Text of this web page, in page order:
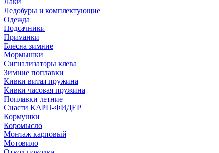
Лаки
Ледобуры и комплектующие
Одежда
Подсачники
Приманки
Блесна зимние
Мормышки
Сигнализаторы клева
Зимние поплавки
Кивки витая пружина
Кивки часовая пружина
Поплавки летние
Снасти КАРП-ФИДЕР
Кормушки
Коромысло
Монтаж карповый
Мотовило